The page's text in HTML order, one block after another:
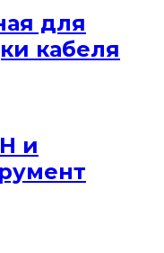
для
кабеля
и